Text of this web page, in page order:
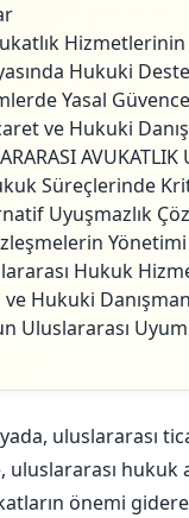
Hukuki
Yasal Güvence
ve Hukuki
Süreçlerinde
Uyuşmazlık
Yönetimi
Hukuk
ve Hukuki
Uluslararası
uluslararası
uluslararası hukuk
önemi